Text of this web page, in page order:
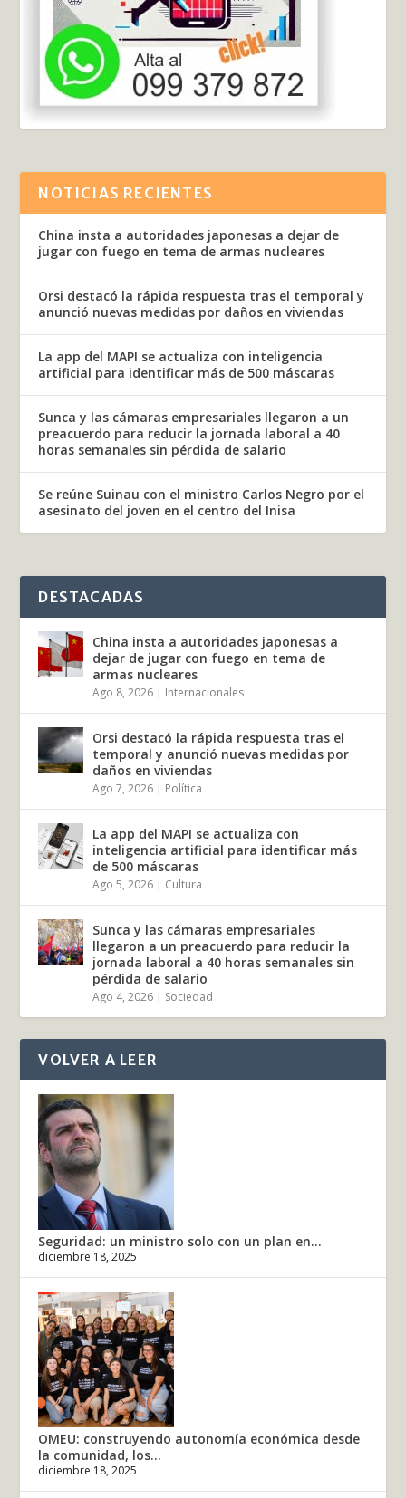
NOTICIAS RECIENTES
China insta a autoridades japonesas a dejar de
jugar con fuego en tema de armas nucleares
Orsi destacó la rápida respuesta tras el temporal y
anunció nuevas medidas por daños en viviendas
La app del MAPI se actualiza con inteligencia
artificial para identificar más de 500 máscaras
Sunca y las cámaras empresariales llegaron a un
preacuerdo para reducir la jornada laboral a 40
horas semanales sin pérdida de salario
Se reúne Suinau con el ministro Carlos Negro por el
asesinato del joven en el centro del Inisa
DESTACADAS
China insta a autoridades japonesas a
dejar de jugar con fuego en tema de
armas nucleares
Ago 8, 2026 | Internacionales
Orsi destacó la rápida respuesta tras el
temporal y anunció nuevas medidas por
daños en viviendas
Ago 7, 2026 | Política
La app del MAPI se actualiza con
inteligencia artificial para identificar más
de 500 máscaras
Ago 5, 2026 | Cultura
Sunca y las cámaras empresariales
llegaron a un preacuerdo para reducir la
jornada laboral a 40 horas semanales sin
pérdida de salario
Ago 4, 2026 | Sociedad
VOLVER A LEER
Seguridad: un ministro solo con un plan en...
diciembre 18, 2025
OMEU: construyendo autonomía económica desde
la comunidad, los...
diciembre 18, 2025